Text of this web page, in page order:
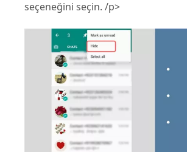
seçeneğini seçin. /p>